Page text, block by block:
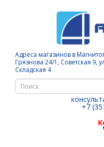
Адреса магазинов в
Грязнова 24/1, Советская 9,
Складская 4
+7